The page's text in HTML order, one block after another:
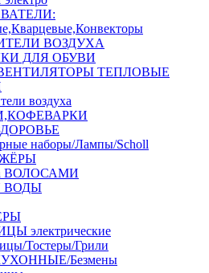
ВОЗДУХА
ДЛЯ ОБУВИ
ТЕПЛОВЫЕ
воздуха
наборы/Лампы/Scholl
ВОЛОСАМИ
ВОДЫ
электрические
Тостеры/Грили
Безмены